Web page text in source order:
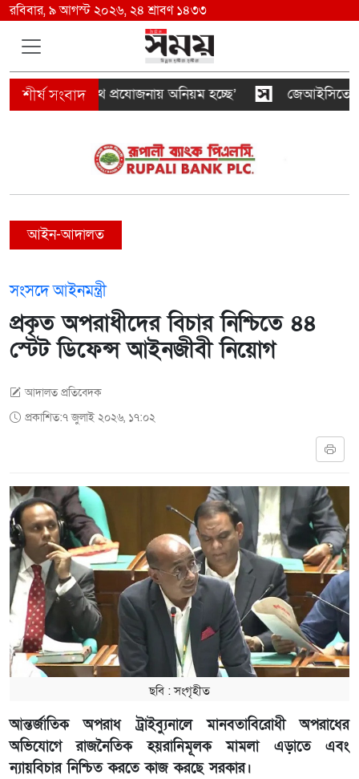
রবিবার, ৯ আগস্ট ২০২৬, ২৪ শ্রাবণ ১৪৩৩
যৌথ প্রযোজনায় অনিয়ম হচ্ছে’ জেআইসিতে আটকে
আইন-আদালত
সংসদে আইনমন্ত্রী
প্রকৃত অপরাধীদের বিচার নিশ্চিতে ৪৪
স্টেট ডিফেন্স আইনজীবী নিয়োগ
আদালত প্রতিবেদক
প্রকাশিত:৭ জুলাই ২০২৬, ১৭:০২
ছবি ‍: সংগৃহীত
আন্তর্জাতিক অপরাধ ট্রাইব্যুনালে মানবতাবিরোধী অপরাধের
অভিযোগে রাজনৈতিক হয়রানিমূলক মামলা এড়াতে এবং
ন্যায়বিচার নিশ্চিত করতে কাজ করছে সরকার।